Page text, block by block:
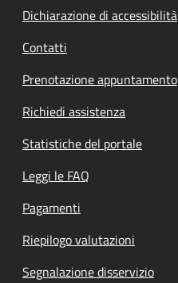
Dichiarazione di accessibilità
Contatti
Prenotazione appuntamento
Richiedi assistenza
Statistiche del portale
Leggi le FAQ
Pagamenti
Riepilogo valutazioni
Segnalazione disservizio